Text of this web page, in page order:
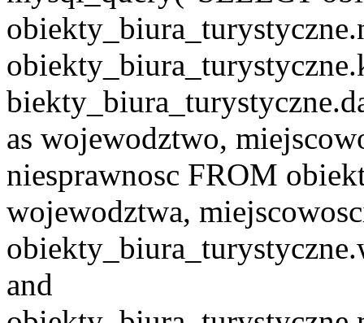
as wojewodztwo,
niesprawnosc FROM
wojewodztwa,
and